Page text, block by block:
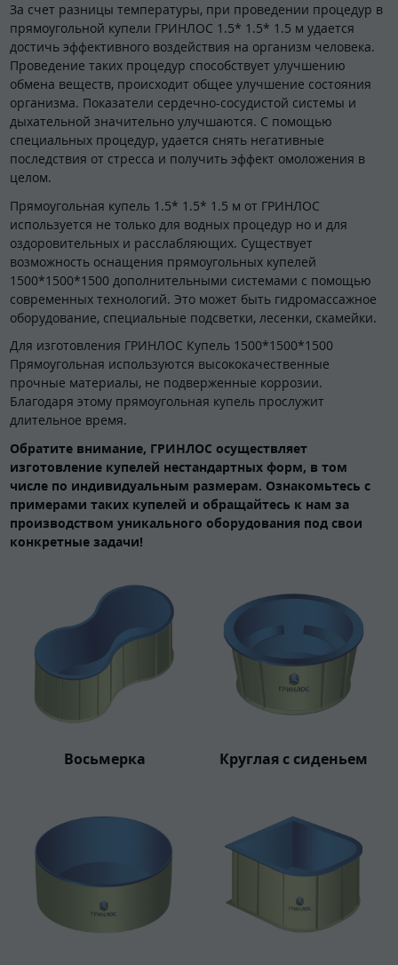
За счет разницы температуры, при проведении процедур в
прямоугольной купели ГРИНЛОС 1.5* 1.5* 1.5 м удается
достичь эффективного воздействия на организм человека.
Проведение таких процедур способствует улучшению
обмена веществ, происходит общее улучшение состояния
организма. Показатели сердечно-сосудистой системы и
дыхательной значительно улучшаются. С помощью
специальных процедур, удается снять негативные
последствия от стресса и получить эффект омоложения в
целом.
Прямоугольная купель 1.5* 1.5* 1.5 м от ГРИНЛОС
используется не только для водных процедур но и для
оздоровительных и расслабляющих. Существует
возможность оснащения прямоугольных купелей
1500*1500*1500 дополнительными системами с помощью
современных технологий. Это может быть гидромассажное
оборудование, специальные подсветки, лесенки, скамейки.
Для изготовления ГРИНЛОС Купель 1500*1500*1500
Прямоугольная используются высококачественные
прочные материалы, не подверженные коррозии.
Благодаря этому прямоугольная купель прослужит
длительное время.
Обратите внимание, ГРИНЛОС осуществляет
изготовление купелей нестандартных форм, в том
числе по индивидуальным размерам. Ознакомьтесь с
примерами таких купелей и обращайтесь к нам за
производством уникального оборудования под свои
конкретные задачи!
Восьмерка Круглая с сиденьем